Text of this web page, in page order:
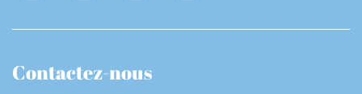
Contactez-nous